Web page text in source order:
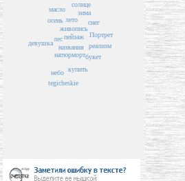
пейзаж
названия
живопись
лето
натюрморт
купить
солнце
лес
зима
осень
букет
масло
снег
tegicheskie
реализм
небо
Портрет
девушка